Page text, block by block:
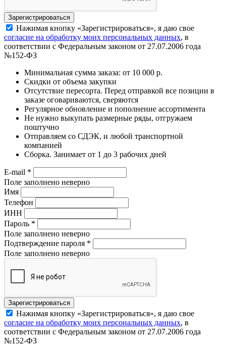
Нажимая кнопку «Зарегистрироваться», я даю свое
согласие на обработку моих персональных данных, в
соответствии с Федеральным законом от 27.07.2006 года
№152-ФЗ
Минимальная сумма заказа: от 10 000 р.
Скидки от объема закупки
Отсутствие пересорта. Перед отправкой все позиции в
заказе оговариваются, сверяются
Регулярное обновление и пополнение ассортимента
Не нужно выкупать размерные ряды, отгружаем
поштучно
Отправляем со СДЭК, и любой транспортной
компанией
Сборка. Занимает от 1 до 3 рабочих дней
E-mail *
Поле заполнено неверно
Имя
Телефон
ИНН
Пароль *
Поле заполнено неверно
Подтверждение пароля *
Поле заполнено неверно
Нажимая кнопку «Зарегистрироваться», я даю свое
согласие на обработку моих персональных данных, в
соответствии с Федеральным законом от 27.07.2006 года
№152-ФЗ